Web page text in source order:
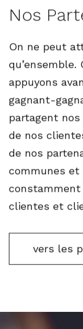
Nos
On ne peut
appuyons
gagnant-
partagent
de nos
de nos
communes et
clientes et
vers les